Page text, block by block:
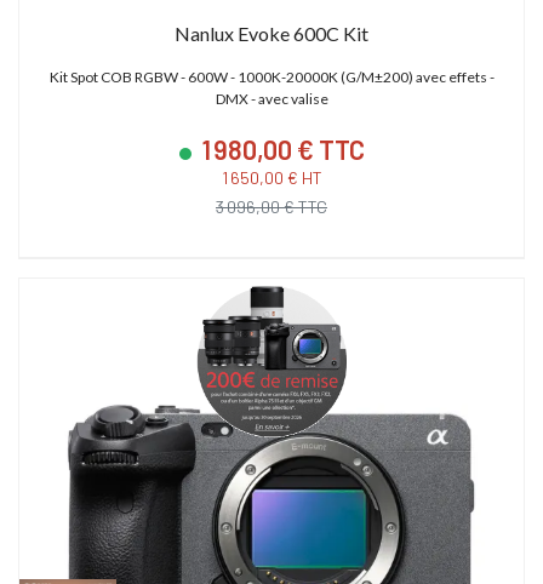
Nanlux Evoke 600C Kit
Kit Spot COB RGBW - 600W - 1000K-20000K (G/M±200) avec effets -
DMX - avec valise
1 980,00 € TTC
1 650,00 € HT
3 096,00 € TTC